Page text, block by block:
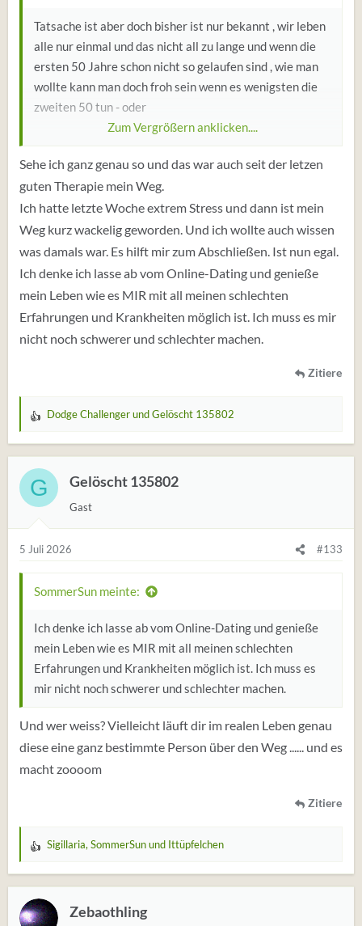
Tatsache ist aber doch bisher ist nur bekannt , wir leben
alle nur einmal und das nicht all zu lange und wenn die
ersten 50 Jahre schon nicht so gelaufen sind , wie man
wollte kann man doch froh sein wenn es wenigsten die
zweiten 50 tun - oder
Man kann sich aber auch grämen und über den
erlittenen Schmerz nachdenken
Zum Vergrößern anklicken....
Sehe ich ganz genau so und das war auch seit der letzen
guten Therapie mein Weg.
Ich hatte letzte Woche extrem Stress und dann ist mein
Weg kurz wackelig geworden. Und ich wollte auch wissen
was damals war. Es hilft mir zum Abschließen. Ist nun egal.
Ich denke ich lasse ab vom Online-Dating und genieße
mein Leben wie es MIR mit all meinen schlechten
Erfahrungen und Krankheiten möglich ist. Ich muss es mir
nicht noch schwerer und schlechter machen.
Zitiere
W
r
t
u
n
e
n
Dodge ChallengerundGelöscht 135802
G Gelöscht 135802
Gast
5 Juli 2026 #133
SommerSun meinte:
Ich denke ich lasse ab vom Online-Dating und genieße
mein Leben wie es MIR mit all meinen schlechten
Erfahrungen und Krankheiten möglich ist. Ich muss es
mir nicht noch schwerer und schlechter machen.
Und wer weiss? Vielleicht läuft dir im realen Leben genau
diese eine ganz bestimmte Person über den Weg ...... und es
macht zoooom
Zitiere
W
r
t
u
Sigillaria, SommerSunund Ittüpfelchen
Zebaothling